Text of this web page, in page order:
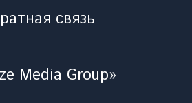
связь
Media Group»